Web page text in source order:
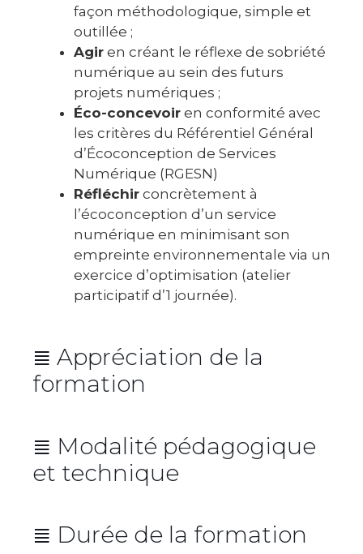
façon méthodologique, simple et
outillée ;
Agir en créant le réflexe de sobriété
numérique au sein des futurs
projets numériques ;
Éco-concevoir en conformité avec
les critères du Référentiel Général
d’Écoconception de Services
Numérique (RGESN)
Réfléchir concrètement à
l’écoconception d’un service
numérique en minimisant son
empreinte environnementale via un
exercice d’optimisation (atelier
participatif d’1 journée).
≣ Appréciation de la
formation
3,8/4
≣ Modalité pédagogique
et technique
Durant ces 2 journées, vous bénéficierez
≣ Durée de la formation